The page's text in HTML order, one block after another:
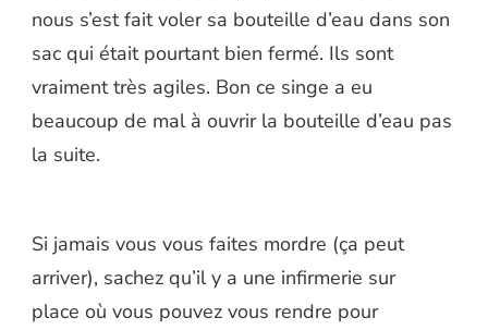
nous s’est fait voler sa bouteille d’eau dans son
sac qui était pourtant bien fermé. Ils sont
vraiment très agiles. Bon ce singe a eu
beaucoup de mal à ouvrir la bouteille d’eau pas
la suite.
Si jamais vous vous faites mordre (ça peut
arriver), sachez qu’il y a une infirmerie sur
place où vous pouvez vous rendre pour